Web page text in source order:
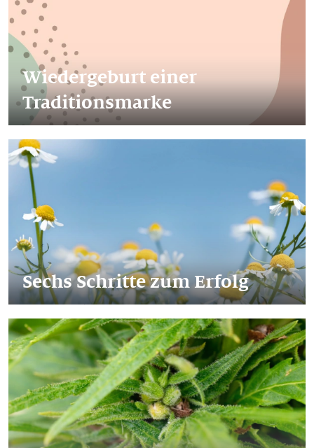
Wiedergeburt einer
Traditionsmarke
Sechs Schritte zum Erfolg